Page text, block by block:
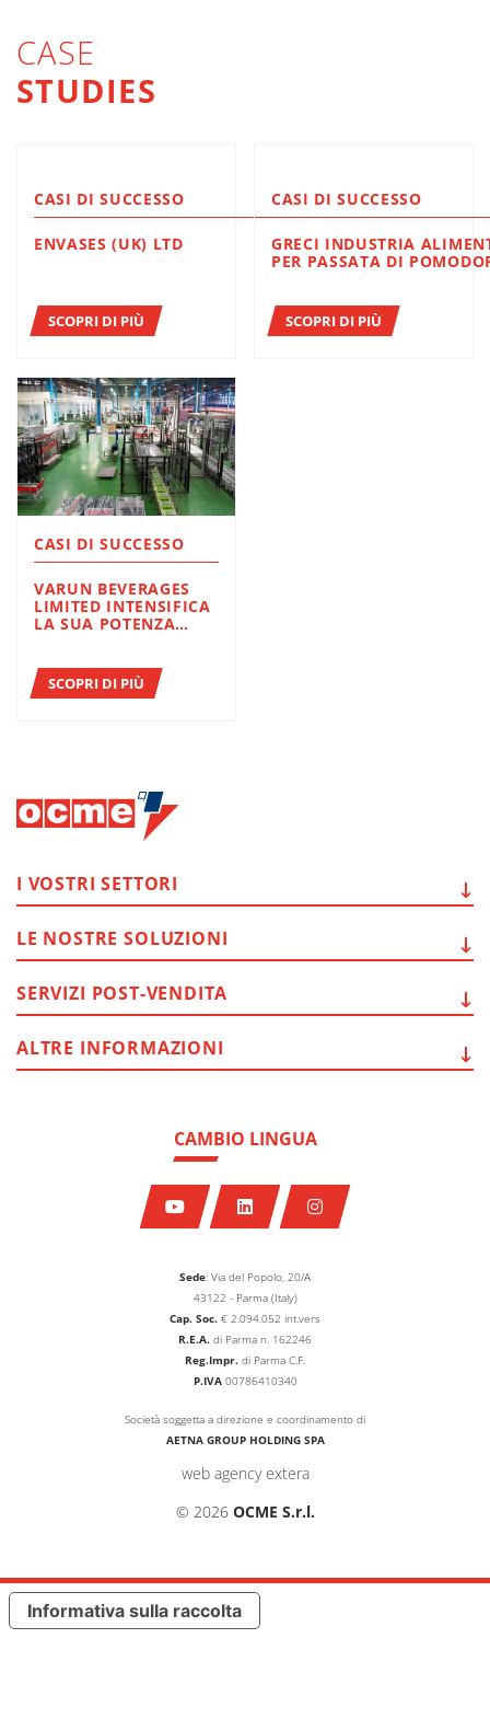
CASE
STUDIES
CASI DI SUCCESSO
ENVASES (UK) LTD
SCOPRI DI PIÙ
CASI DI SUCCESSO
GRECI INDUSTRIA
PER PASSATA DI
SCOPRI DI PIÙ
CASI DI SUCCESSO
VARUN BEVERAGES
LIMITED INTENSIFICA
LA SUA POTENZA
GROUP
SCOPRI DI PIÙ
Sede: Via del Popolo, 20/A
43122 - Parma (Italy)
Cap. Soc. € 2.094.052 int.vers
R.E.A. di Parma n. 162246
Reg.Impr. di Parma C.F.
P.IVA00786410340
Società soggetta a direzione e coordinamento di
AETNA GROUP HOLDING SPA
web agency extera
© 2026 OCME S.r.l.
CAMBIO LINGUA
I VOSTRI SETTORI
LE NOSTRE SOLUZIONI
SERVIZI POST-VENDITA
ALTRE INFORMAZIONI
Informativa sulla raccolta